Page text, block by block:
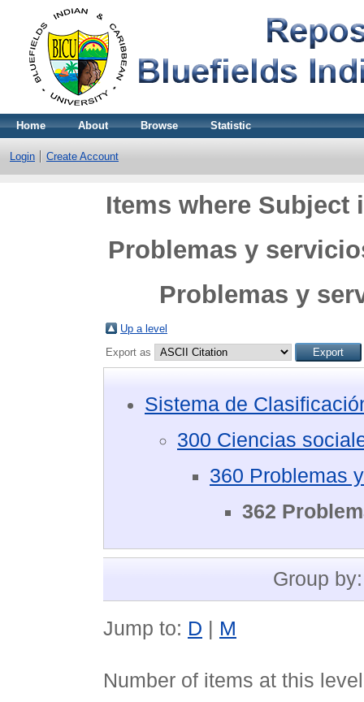
Home About Browse Statistic
Login Create Account
Items where Subject
Problemas y
Problemas y
Up a level
Export as
Sistema de
300 Ciencias
360 Problemas
362
Group
Jump to: D | M
Number of items at this